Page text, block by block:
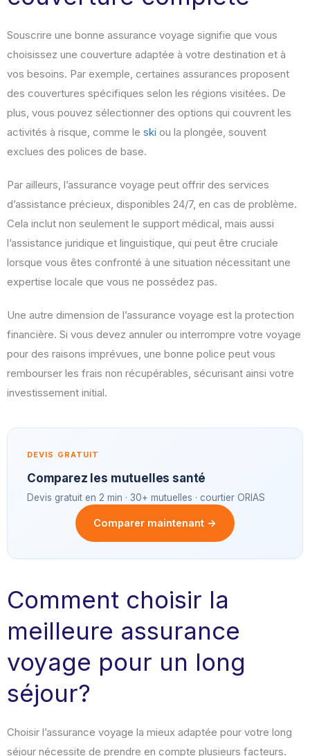
Souscrire une bonne assurance voyage signifie que vous
choisissez une couverture adaptée à votre destination et à
vos besoins. Par exemple, certaines assurances proposent
des couvertures spécifiques selon les régions visitées. De
plus, vous pouvez sélectionner des options qui couvrent les
activités à risque, comme le ski ou la plongée, souvent
exclues des polices de base.
Par ailleurs, l’assurance voyage peut offrir des services
d’assistance précieux, disponibles 24/7, en cas de problème.
Cela inclut non seulement le support médical, mais aussi
l’assistance juridique et linguistique, qui peut être cruciale
lorsque vous êtes confronté à une situation nécessitant une
expertise locale que vous ne possédez pas.
Une autre dimension de l’assurance voyage est la protection
financière. Si vous devez annuler ou interrompre votre voyage
pour des raisons imprévues, une bonne police peut vous
rembourser les frais non récupérables, sécurisant ainsi votre
investissement initial.
DEVIS GRATUIT
Comparez les mutuelles santé
Devis gratuit en 2 min · 30+ mutuelles · courtier ORIAS
Comparer maintenant →
Comment choisir la
meilleure assurance
voyage pour un long
séjour?
Choisir l’assurance voyage la mieux adaptée pour votre long
séjour nécessite de prendre en compte plusieurs facteurs.